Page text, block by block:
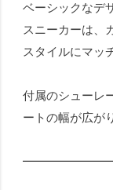
ベーシックなデ
スニーカーは、
スタイルにマッ
付属のシューレ
ートの幅が広が